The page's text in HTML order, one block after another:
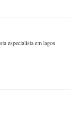
especialista em lagos